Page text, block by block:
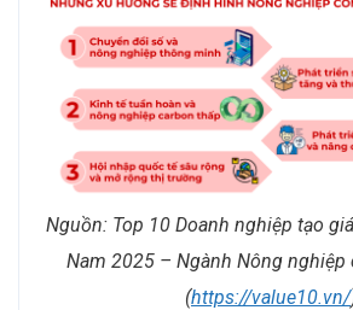
Nguồn: Top 10 Doanh nghiệp tạo
Nam 2025 – Ngành Nông nghiệp
(https://value10.vn/